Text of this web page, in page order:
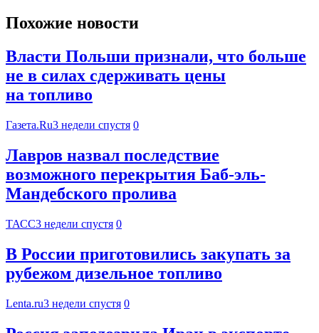
Похожие новости
Власти Польши признали, что больше
не в силах сдерживать цены
на топливо
Газета.Ru3 недели спустя 0
Лавров назвал последствие
возможного перекрытия Баб-эль-
Мандебского пролива
ТАСС3 недели спустя 0
В России приготовились закупать за
рубежом дизельное топливо
Lenta.ru3 недели спустя 0